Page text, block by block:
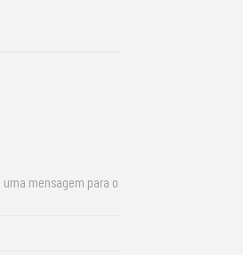
mensagem para o